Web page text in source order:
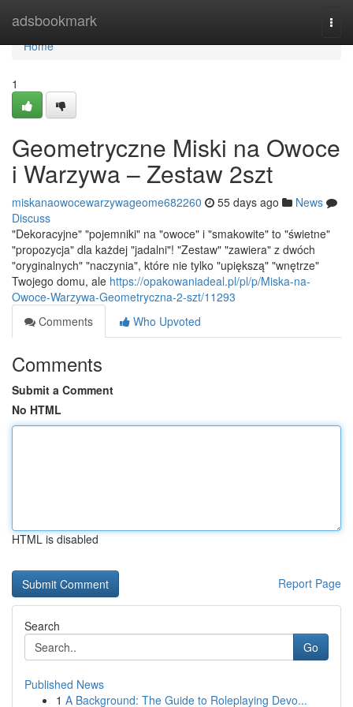
adsbookmark
Home
Home
1
Geometryczne Miski na Owoce
i Warzywa – Zestaw 2szt
miskanaowocewarzywageome682260 55 days ago
News
Discuss
"Dekoracyjne" "pojemniki" na "owoce" i "smakowite" to "świetne"
"propozycja" dla każdej "jadalni"! "Zestaw" "zawiera" z dwóch
"oryginalnych" "naczynia", które nie tylko "upiększą" "wnętrze"
Twojego domu, ale https://opakowaniadeal.pl/pl/p/Miska-na-
Owoce-Warzywa-Geometryczna-2-szt/11293
Comments
Who Upvoted
Comments
Submit a Comment
No HTML
HTML is disabled
Report Page
Search
Go
Published News
1 A Background: The Guide to Roleplaying Devo...